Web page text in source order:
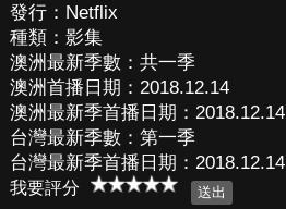
發行：Netflix
種類：影集
澳洲最新季數：共一季
澳洲首播日期：2018.12.14
澳洲最新季首播日期：2018.12.14
台灣最新季數：第一季
台灣最新季首播日期：2018.12.14
我要評分